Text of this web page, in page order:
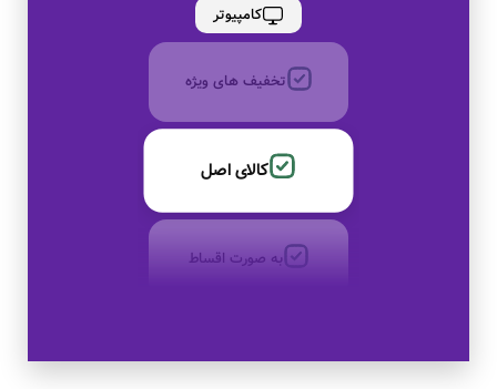
کامپیوتر
تخفیف های ویژه
کالای اصل
به صورت اقساط